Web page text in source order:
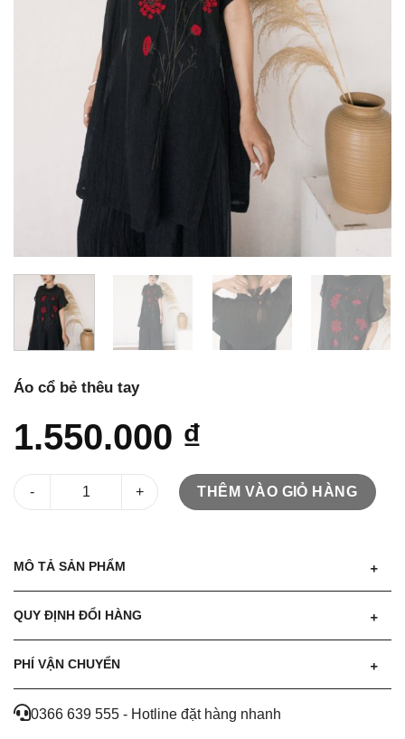
Áo cổ bẻ thêu tay
1.550.000 ₫
Áo cổ bẻ thêu tay số lượng
THÊM VÀO GIỎ HÀNG
MÔ TẢ SẢN PHẨM
QUY ĐỊNH ĐỔI HÀNG
PHÍ VẬN CHUYỂN
0366 639 555 - Hotline đặt hàng nhanh